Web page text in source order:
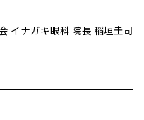
イナガキ眼科 院長 稲垣圭司